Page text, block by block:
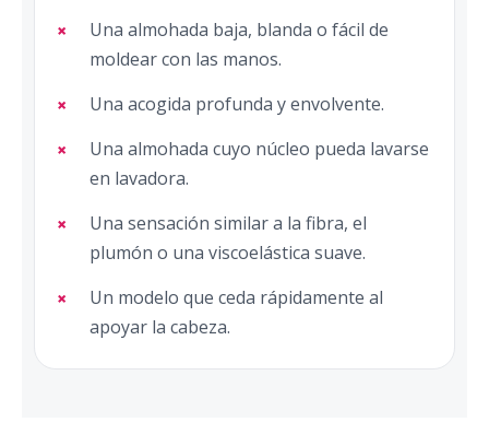
Una almohada baja, blanda o fácil de
moldear con las manos.
Una acogida profunda y envolvente.
Una almohada cuyo núcleo pueda lavarse
en lavadora.
Una sensación similar a la fibra, el
plumón o una viscoelástica suave.
Un modelo que ceda rápidamente al
apoyar la cabeza.